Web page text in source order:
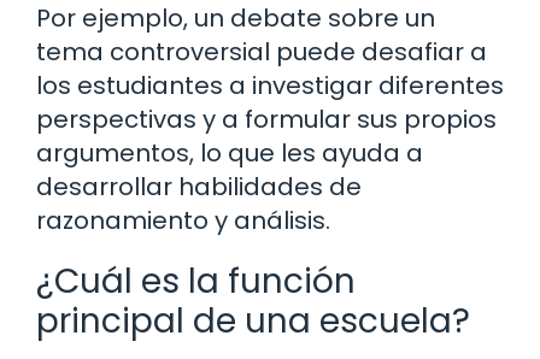
Por ejemplo, un debate sobre un
tema controversial puede desafiar a
los estudiantes a investigar diferentes
perspectivas y a formular sus propios
argumentos, lo que les ayuda a
desarrollar habilidades de
razonamiento y análisis.
¿Cuál es la función
principal de una escuela?